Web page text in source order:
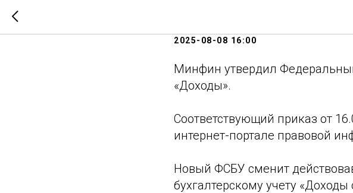
Минфин
2025-08-08 16:00
Минфин утвердил
«Доходы».
Соответствующий приказ от
интернет-портале правовой
Новый ФСБУ сменит
бухгалтерскому учету